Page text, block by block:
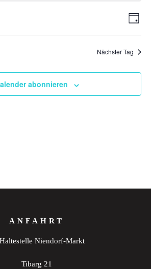
Tag
Nächster Tag
abonnieren
ANFAHRT
Niendorf-Markt
Tibarg 21